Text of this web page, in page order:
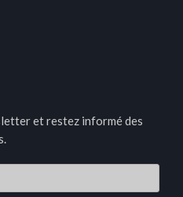
et restez informé des